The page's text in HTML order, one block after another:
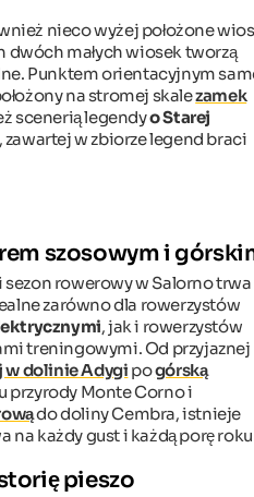
nieco wyżej położone
dwóch małych wiosek tworzą
Punktem orientacyjnym
na stromej skalezamek
scenerią legendyo Starej
zawartej w zbiorze legend braci
szosowym i
sezon rowerowy w Salorno trwa
zarówno dla rowerzystów
, jak i rowerzystów
treningowymi. Od przyjaznej
w dolinie Adygi pogórską
przyrody Monte Corno i
do doliny Cembra, istnieje
na każdy gust i każdą porę
pieszo